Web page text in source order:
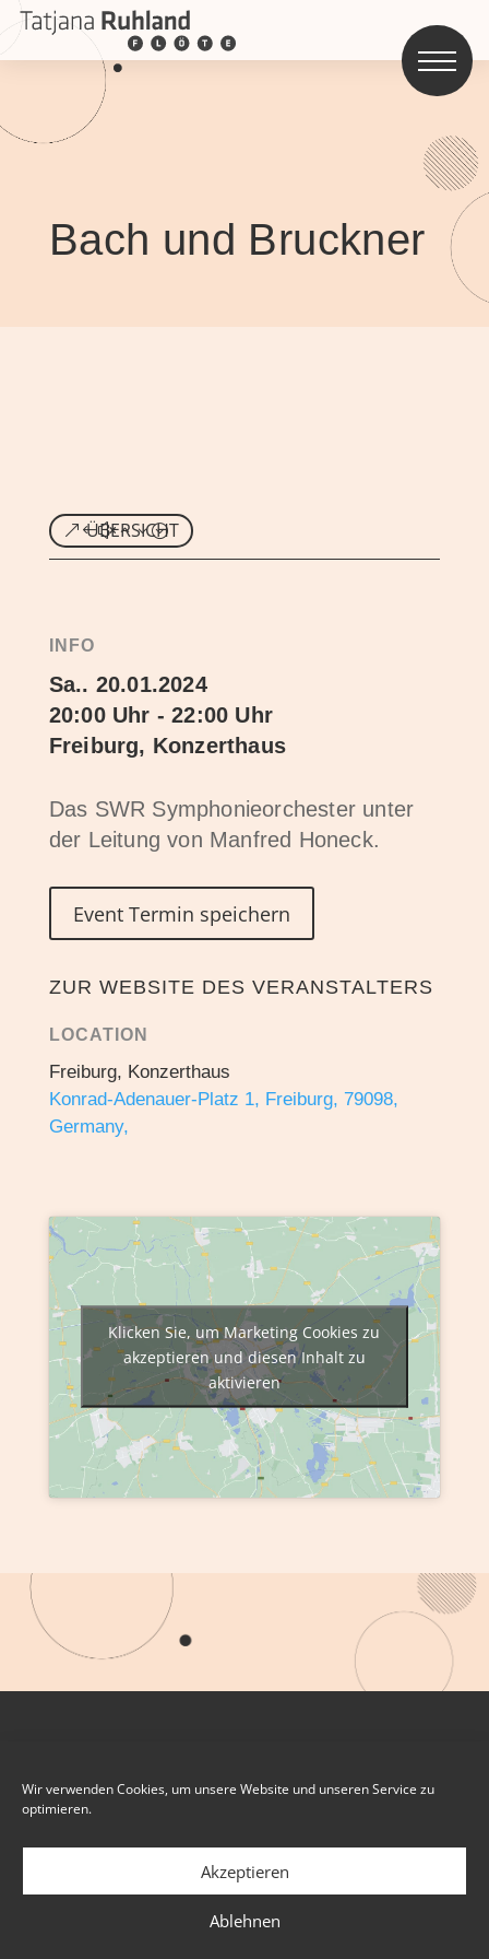
Wir verwenden Cookies, um unsere Website und unseren Service zu
optimieren.
Akzeptieren
Ablehnen
Bach und Bruckner
ÜBERSICHT
INFO
Sa.. 20.01.2024
20:00 Uhr - 22:00 Uhr
Freiburg, Konzerthaus
Das SWR Symphonieorchester unter
der Leitung von Manfred Honeck.
Event Termin speichern
ZUR WEBSITE DES VERANSTALTERS
LOCATION
Freiburg, Konzerthaus
Konrad-Adenauer-Platz 1, Freiburg, 79098,
Germany,
Klicken Sie, um Marketing Cookies zu
akzeptieren und diesen Inhalt zu
aktivieren